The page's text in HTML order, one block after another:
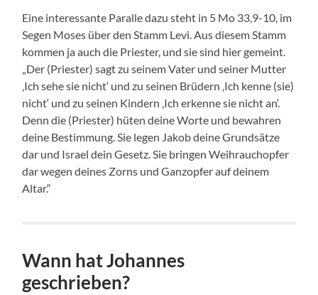
Eine interessante Paralle dazu steht in 5 Mo 33,9-10, im
Segen Moses über den Stamm Levi. Aus diesem Stamm
kommen ja auch die Priester, und sie sind hier gemeint.
„Der (Priester) sagt zu seinem Vater und seiner Mutter
‚Ich sehe sie nicht‘ und zu seinen Brüdern ‚Ich kenne (sie)
nicht‘ und zu seinen Kindern ‚Ich erkenne sie nicht an‘.
Denn die (Priester) hüten deine Worte und bewahren
deine Bestimmung. Sie legen Jakob deine Grundsätze
dar und Israel dein Gesetz. Sie bringen Weihrauchopfer
dar wegen deines Zorns und Ganzopfer auf deinem
Altar.“
Wann hat Johannes
geschrieben?